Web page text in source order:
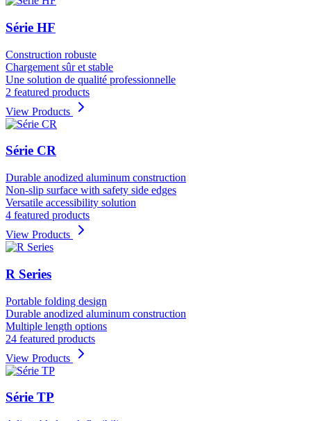
Série HF
Construction robuste
Chargement sûr et stable
Une solution de qualité professionnelle
2 featured products
View Products
Série CR
Durable anodized aluminum construction
Non-slip surface with safety side edges
Versatile accessibility solution
4 featured products
View Products
R Series
Portable folding design
Durable anodized aluminum construction
Multiple length options
24 featured products
View Products
Série TP